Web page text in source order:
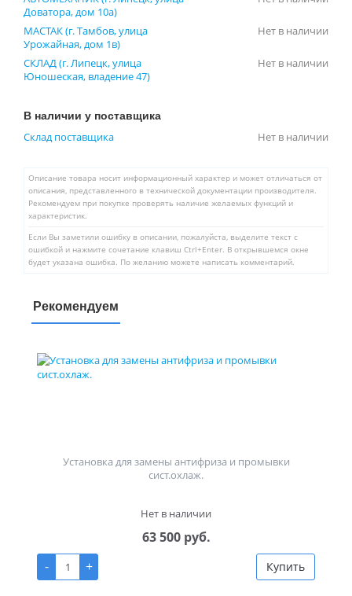
Доватора, дом 10а)
МАСТАК (г. Тамбов, улица
Урожайная, дом 1в)
Нет в наличии
СКЛАД (г. Липецк, улица
Юношеская, владение 47)
Нет в наличии
В наличии у поставщика
Склад поставщика Нет в наличии
Описание товара носит информационный характер и может отличаться от
описания, представленного в технической документации производителя.
Рекомендуем при покупке проверять наличие желаемых функций и
характеристик.
Если Вы заметили ошибку в описании, пожалуйста, выделите текст с
ошибкой и нажмите сочетание клавиш Ctrl+Enter. В открывшемся окне
будет указана ошибка. По желанию можете написать комментарий.
Рекомендуем
Установка для замены антифриза и промывки
сист.охлаж.
Нет в наличии
63 500 руб.
-
+ Купить